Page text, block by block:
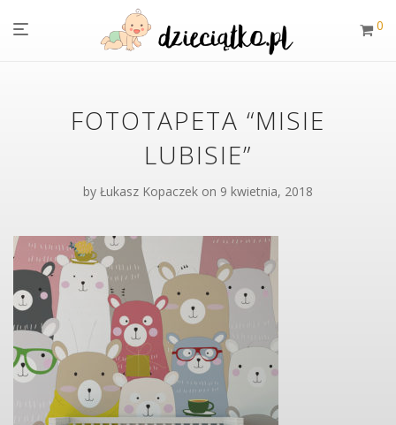
0
FOTOTAPETA “MISIE
LUBISIE”
by Łukasz Kopaczek on 9 kwietnia, 2018